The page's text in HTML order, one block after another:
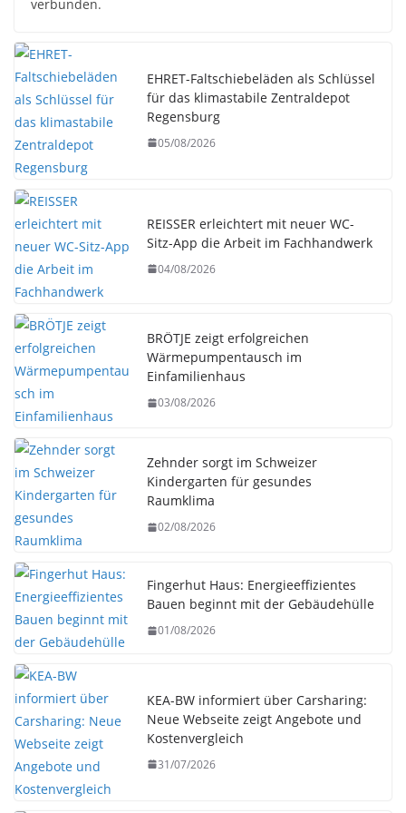
verbunden.
EHRET-Faltschiebeläden als Schlüssel
für das klimastabile Zentraldepot
Regensburg
05/08/2026
REISSER erleichtert mit neuer WC-
Sitz-App die Arbeit im Fachhandwerk
04/08/2026
BRÖTJE zeigt erfolgreichen
Wärmepumpentausch im
Einfamilienhaus
03/08/2026
Zehnder sorgt im Schweizer
Kindergarten für gesundes
Raumklima
02/08/2026
Fingerhut Haus: Energieeffizientes
Bauen beginnt mit der Gebäudehülle
01/08/2026
KEA-BW informiert über Carsharing:
Neue Webseite zeigt Angebote und
Kostenvergleich
31/07/2026